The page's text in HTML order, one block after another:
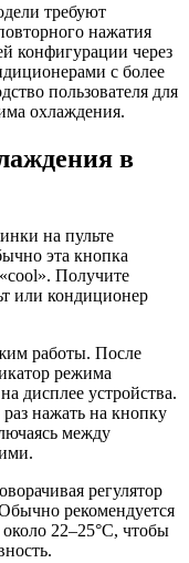
требуют
нажатия
конфигурации через
с более
пользователя для
охлаждения.
в
на пульте
эта кнопка
Получите
или кондиционер
работы. После
режима
дисплее устройства.
нажать на кнопку
между
регулятор
рекомендуется
22–25°C, чтобы